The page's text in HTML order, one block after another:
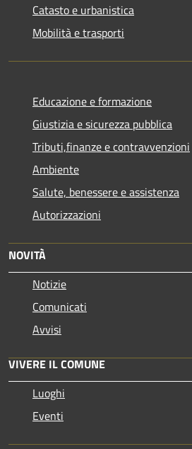
Catasto e urbanistica
Mobilità e trasporti
Educazione e formazione
Giustizia e sicurezza pubblica
Tributi,finanze e contravvenzioni
Ambiente
Salute, benessere e assistenza
Autorizzazioni
NOVITÀ
Notizie
Comunicati
Avvisi
VIVERE IL COMUNE
Luoghi
Eventi